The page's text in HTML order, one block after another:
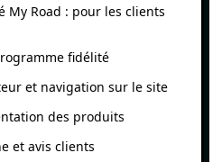
My Road : pour les clients
fidélité
et navigation sur le site
des produits
et avis clients